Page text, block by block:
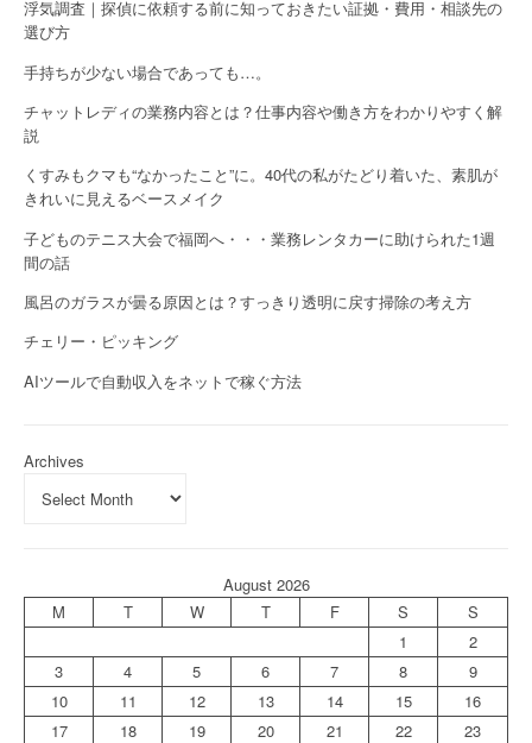
浮気調査｜探偵に依頼する前に知っておきたい証拠・費用・相談先の
選び方
手持ちが少ない場合であっても…。
チャットレディの業務内容とは？仕事内容や働き方をわかりやすく解
説
くすみもクマも“なかったこと”に。40代の私がたどり着いた、素肌が
きれいに見えるベースメイク
子どものテニス大会で福岡へ・・・業務レンタカーに助けられた1週
間の話
風呂のガラスが曇る原因とは？すっきり透明に戻す掃除の考え方
チェリー・ピッキング
AIツールで自動収入をネットで稼ぐ方法
Archives
August 2026
M
T W T F S
S
1
2
3
4 5 6 7 8
9
10
11 12 13 14 15
16
17
18 19 20 21 22 23